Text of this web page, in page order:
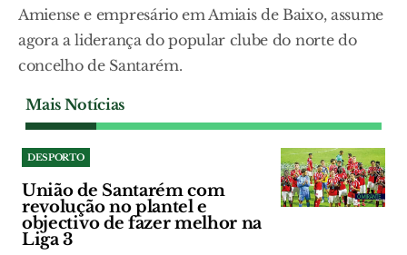
Amiense e empresário em Amiais de Baixo, assume
agora a liderança do popular clube do norte do
concelho de Santarém.
Mais Notícias
DESPORTO
União de Santarém com
revolução no plantel e
objectivo de fazer melhor na
Liga 3